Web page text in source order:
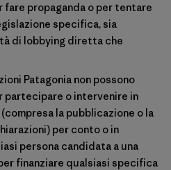
propaganda o per tentare
specifica, sia
di lobbying diretta che
Patagonia non possono
partecipare o intervenire in
la pubblicazione o la
per conto o in
persona candidata a una
finanziare qualsiasi specifica